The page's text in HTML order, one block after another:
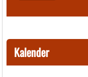
Kalender